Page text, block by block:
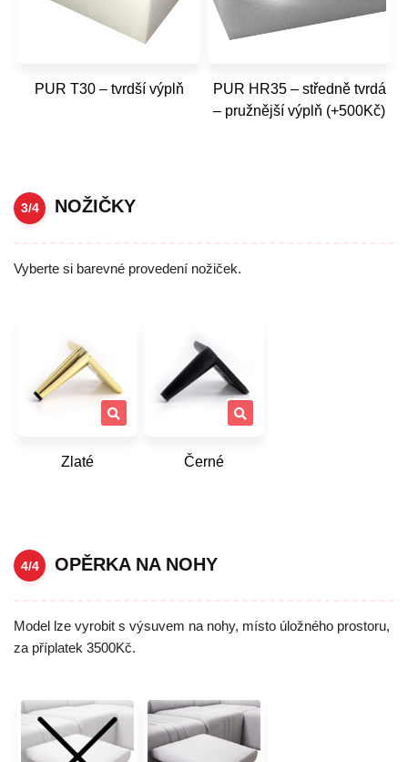
PUR T30 – tvrdší výplň
PUR HR35 – středně tvrdá
– pružnější výplň (+500Kč)
3/4 NOŽIČKY
Vyberte si barevné provedení nožiček.
Zlaté Černé
4/4 OPĚRKA NA NOHY
Model lze vyrobit s výsuvem na nohy, místo úložného prostoru,
za příplatek 3500Kč.